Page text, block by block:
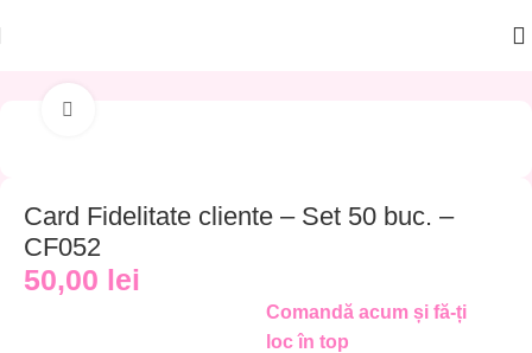
Card Fidelitate cliente – Set 50 buc. –
CF052
50,00 lei
Comandă acum și fă-ți
loc în top